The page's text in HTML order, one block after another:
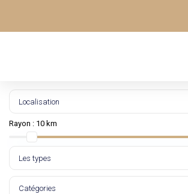
Rayon : 10 km
Les types
Catégories